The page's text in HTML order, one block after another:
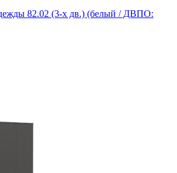
82.02 (3-х дв.) (белый / ДВПО: